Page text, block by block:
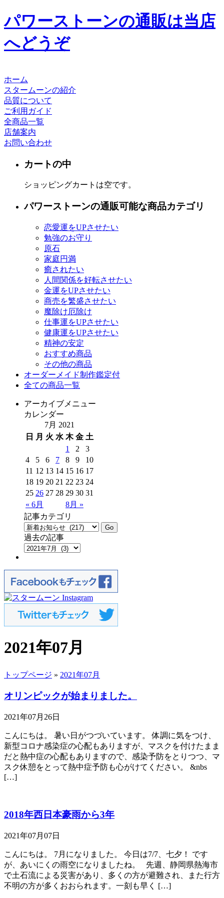
パワーストーンの通販は当店
へどうぞ
ホーム
スタームーンの紹介
品質について
ご利用ガイド
全商品一覧
店舗案内
お問い合わせ
カートの中
ショッピングカートは空です。
パワーストーンの通販可能な商品カテゴリ
恋愛運をUPさせたい
勉強のお守り
原石
家庭円満
癒されたい
人間関係を好転させたい
金運をUPさせたい
商売を繁盛させたい
魔除け厄除け
仕事運をUPさせたい
健康運をUPさせたい
精神の安定
おすすめ商品
その他の商品
オーダーメイド制作鑑定付
全ての商品一覧
アーカイブメニュー
カレンダー
7月 2021
日
月 火 水 木 金 土
« 6月 8月 »
1 2
3
4
5 6 7 8 9
10
11 12 13 14 15 16 17
18 19 20 21 22 23 24
25 26 27 28 29 30 31
記事カテゴリ
過去の記事
2021年07月
トップページ » 2021年07月
オリンピックが始まりました。
2021年07月26日
こんにちは。 暑い日がつづいています。 体調に気をつけ、
新型コロナ感染症の心配もありますが、マスクを付けたまま
だと熱中症の心配もありますので、感染予防をとりつつ、マ
スク休憩をとって熱中症予防も心がけてください。 &nbs
[…]
2018年西日本豪雨から3年
2021年07月07日
こんにちは。 7月になりました。 今日は7/7、七夕！ です
が、あいにくの雨空になりましたね。 先週、静岡県熱海市
で土石流による災害があり、多くの方が避難され、また行方
不明の方が多くおおられます。一刻も早く […]